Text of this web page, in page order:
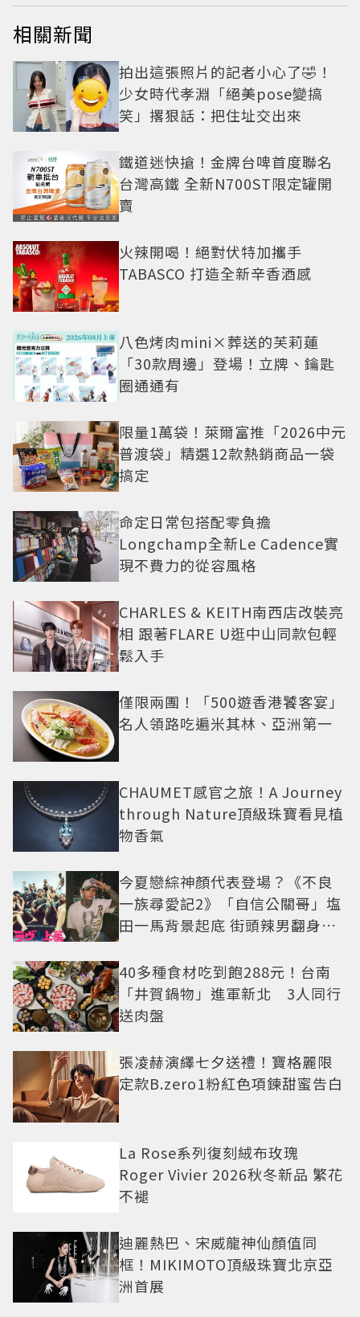
相關新聞
拍出這張照片的記者小心了🤣！
少女時代孝淵「絕美pose變搞
笑」撂狠話：把住址交出來
鐵道迷快搶！金牌台啤首度聯名
台灣高鐵 全新N700ST限定罐開
賣
火辣開喝！絕對伏特加攜手
TABASCO 打造全新辛香酒感
八色烤肉mini×葬送的芙莉蓮
「30款周邊」登場！立牌、鑰匙
圈通通有
限量1萬袋！萊爾富推「2026中元
普渡袋」精選12款熱銷商品一袋
搞定
命定日常包搭配零負擔
Longchamp全新Le Cadence實
現不費力的從容風格
CHARLES & KEITH南西店改裝亮
相 跟著FLARE U逛中山同款包輕
鬆入手
僅限兩團！「500遊香港饕客宴」
名人領路吃遍米其林、亞洲第一
CHAUMET感官之旅！A Journey
through Nature頂級珠寶看見植
物香氣
今夏戀綜神顏代表登場？《不良
一族尋愛記2》「自信公關哥」塩
田一馬背景起底 街頭辣男翻身當
40多種食材吃到飽288元！台南
「井賀鍋物」進軍新北 3人同行
送肉盤
張凌赫演繹七夕送禮！寶格麗限
定款B.zero1粉紅色項鍊甜蜜告白
La Rose系列復刻絨布玫瑰
Roger Vivier 2026秋冬新品 繁花
不褪
迪麗熱巴、宋威龍神仙顏值同
框！MIKIMOTO頂級珠寶北京亞
洲首展